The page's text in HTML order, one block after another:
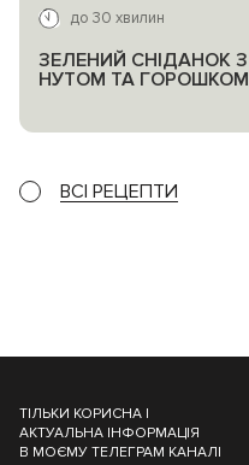
до 30 хвилин
ЗЕЛЕНИЙ СНІДАНОК З
НУТОМ ТА ГОРОШКОМ
ВСІ РЕЦЕПТИ
ТІЛЬКИ КОРИСНА І
АКТУАЛЬНА ІНФОРМАЦІЯ
В МОЄМУ ТЕЛЕГРАМ КАНАЛІ